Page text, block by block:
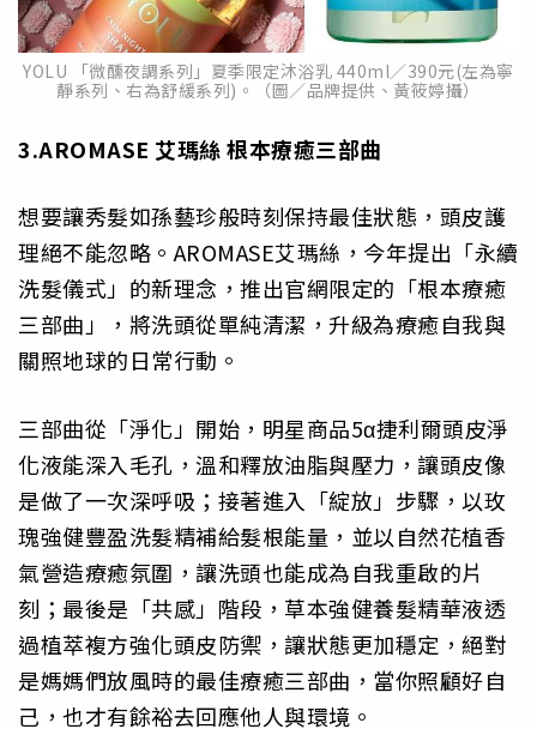
YOLU 「微醺夜調系列」夏季限定沐浴乳 440ml／390元(左為寧
靜系列、右為舒緩系列)。（圖／品牌提供、黃筱婷攝）
3.AROMASE 艾瑪絲根本療癒三部曲
想要讓秀髮如孫藝珍般時刻保持最佳狀態，頭皮護
理絕不能忽略。AROMASE艾瑪絲，今年提出「永續
洗髮儀式」的新理念，推出官網限定的「根本療癒
三部曲」，將洗頭從單純清潔，升級為療癒自我與
關照地球的日常行動。
三部曲從「淨化」開始，明星商品5α捷利爾頭皮淨
化液能深入毛孔，溫和釋放油脂與壓力，讓頭皮像
是做了一次深呼吸；接著進入「綻放」步驟，以玫
瑰強健豐盈洗髮精補給髮根能量，並以自然花植香
氣營造療癒氛圍，讓洗頭也能成為自我重啟的片
刻；最後是「共感」階段，草本強健養髮精華液透
過植萃複方強化頭皮防禦，讓狀態更加穩定，絕對
是媽媽們放風時的最佳療癒三部曲，當你照顧好自
己，也才有餘裕去回應他人與環境。